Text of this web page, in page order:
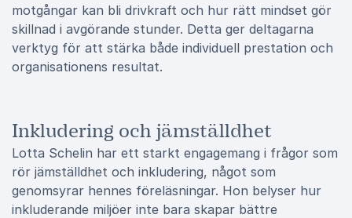
motgångar kan bli drivkraft och hur rätt mindset gör
skillnad i avgörande stunder. Detta ger deltagarna
verktyg för att stärka både individuell prestation och
organisationens resultat.
Inkludering och jämställdhet
Lotta Schelin har ett starkt engagemang i frågor som
rör jämställdhet och inkludering, något som
genomsyrar hennes föreläsningar. Hon belyser hur
inkluderande miljöer inte bara skapar bättre